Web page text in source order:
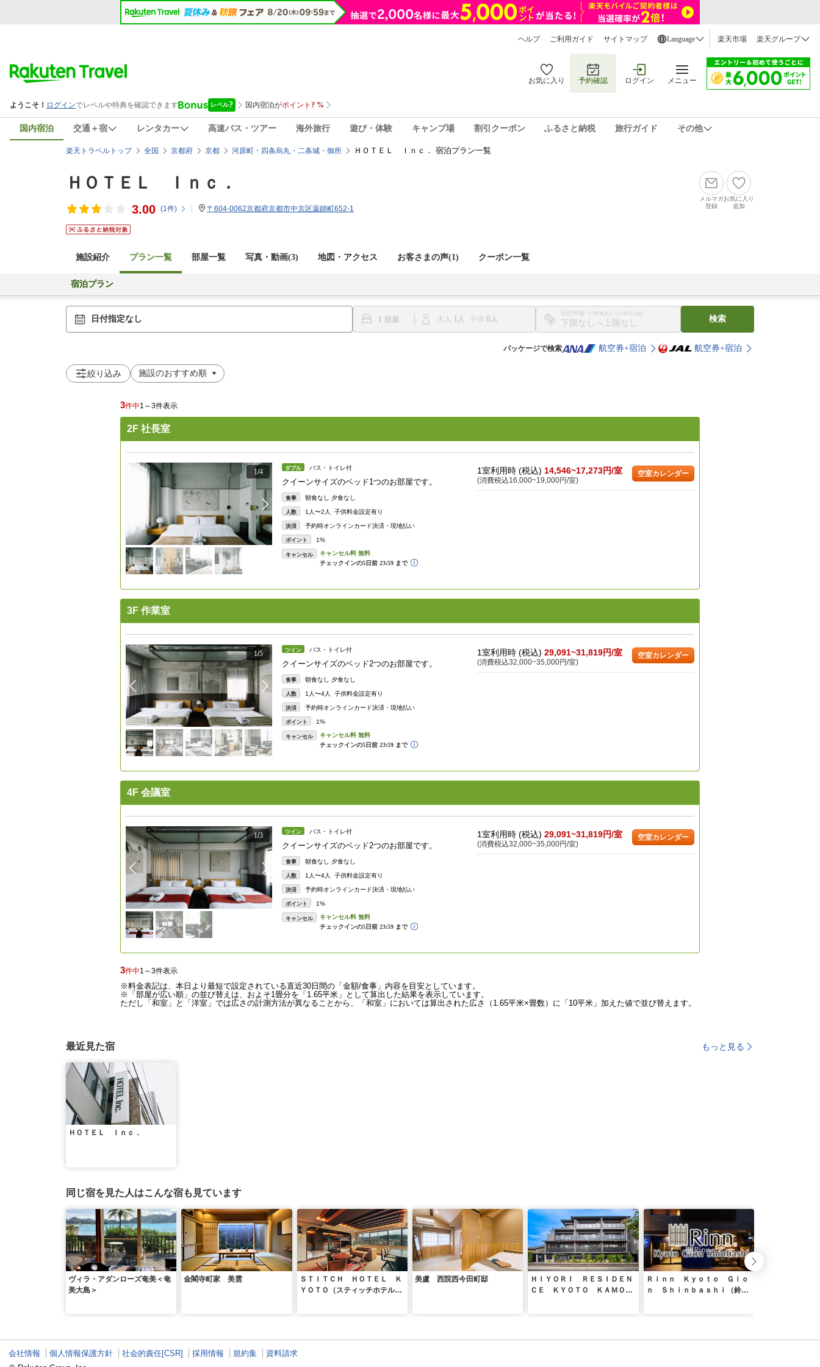
ヘルプ ご利用ガイド サイトマップ Language 楽天市場 楽天グループ
お気に入り 予約確認 ログイン メニュー
国内宿泊 交通＋宿 レンタカー 高速バス・ツアー 海外旅行 遊び・体験 キャンプ場 割引クーポン ふるさと納税 旅行ガイド その他
楽天トラベルトップ 全国 京都府 京都 河原町・四条烏丸・二条城・御所 ＨＯＴＥＬ Ｉｎｃ． 宿泊プラン一覧
ＨＯＴＥＬ Ｉｎｃ．
3.00 (1件) 〒604-0062京都府京都市中京区薬師町652-1
メルマガ
登録
お気に入り
追加
施設紹介 プラン一覧 部屋一覧 写真・動画(3) 地図・アクセス お客さまの声(1) クーポン一覧
宿泊プラン
日付指定なし 1 大人 1 子供 0
合計料金 ※1部屋あたりの税込金額
〜
検索
パッケージで検索 航空券+宿泊 航空券+宿泊
絞り込み
3件中1～3件表示
2F 社長室
1/4 ダブル バス・トイレ付
クイーンサイズのベッド1つのお部屋です。
食事 朝食なし 夕食なし
人数 1人〜2人 子供料金設定有り
決済 予約時オンラインカード決済・現地払い
ポイント 1%
キャンセル
1室利用時 (税込) 14,546~17,273円/室
(消費税込16,000~19,000円/室)
空室カレンダー
3F 作業室
1/5 ツイン バス・トイレ付
クイーンサイズのベッド2つのお部屋です。
食事 朝食なし 夕食なし
人数 1人〜4人 子供料金設定有り
決済 予約時オンラインカード決済・現地払い
ポイント 1%
キャンセル
1室利用時 (税込) 29,091~31,819円/室
(消費税込32,000~35,000円/室)
空室カレンダー
4F 会議室
1/3 ツイン バス・トイレ付
クイーンサイズのベッド2つのお部屋です。
食事 朝食なし 夕食なし
人数 1人〜4人 子供料金設定有り
決済 予約時オンラインカード決済・現地払い
ポイント 1%
キャンセル
1室利用時 (税込) 29,091~31,819円/室
(消費税込32,000~35,000円/室)
空室カレンダー
3件中1～3件表示
※料金表記は、本日より最短で設定されている直近30日間の「金額/食事」内容を目安としています。
※「部屋が広い順」の並び替えは、およそ1畳分を「1.65平米」として算出した結果を表示しています。
ただし「和室」と「洋室」では広さの計測方法が異なることから、「和室」においては算出された広さ（1.65平米×畳数）に「10平米」加えた値で並び替えます。
最近見た宿 もっと見る
ＨＯＴＥＬ Ｉｎｃ．
同じ宿を見た人はこんな宿も見ています
ヴィラ・アダンローズ奄美＜奄
美大島＞
金閣寺町家 美雲
ＳＴＩＴＣＨ ＨＯＴＥＬ Ｋ
ＹＯＴＯ（スティッチホテル京
美盧 西院西今田町邸
ＨＩＹＯＲＩ ＲＥＳＩＤＥＮ
ＣＥ ＫＹＯＴＯ ＫＡＭＯＧ
Ｒｉｎｎ Ｋｙｏｔｏ Ｇｉｏ
ｎ Ｓｈｉｎｂａｓｈｉ（鈴
会社情報 個人情報保護方針 社会的責任[CSR] 採用情報 規約集
資料請求